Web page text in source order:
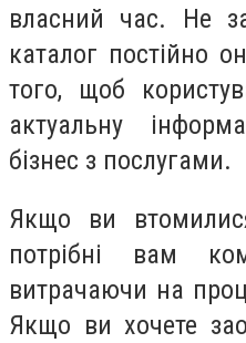
власний час. Не
каталог постійно
того, щоб
актуальну
бізнес з послугами.
Якщо ви
потрібні вам
витрачаючи на
Якщо ви хочете